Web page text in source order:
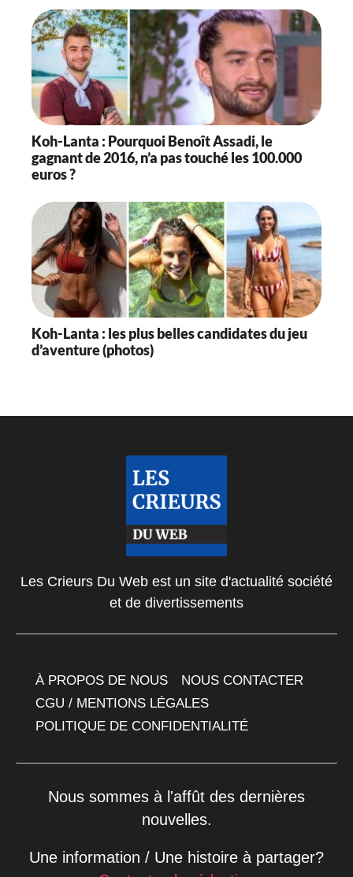
Koh-Lanta : Pourquoi Benoît Assadi, le
gagnant de 2016, n’a pas touché les 100.000
euros ?
Koh-Lanta : les plus belles candidates du jeu
d’aventure (photos)
Les Crieurs Du Web est un site d'actualité société
et de divertissements
À PROPOS DE NOUS
NOUS CONTACTER
CGU / MENTIONS LÉGALES
POLITIQUE DE CONFIDENTIALITÉ
Nous sommes à l'affût des dernières
nouvelles.
Une information / Une histoire à partager?